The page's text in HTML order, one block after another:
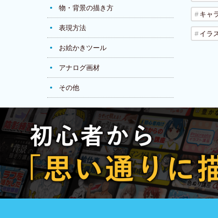
物・背景の描き方
表現方法
お絵かきツール
アナログ画材
その他
キャ
イラ